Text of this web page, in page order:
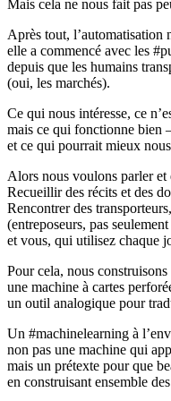
Mais cela ne nous fait pas
Après tout, l’automatisation
elle a commencé avec les
depuis que les humains
(oui, les marchés).
Ce qui nous intéresse, ce
mais ce qui fonctionne bien
et ce qui pourrait mieux
Alors nous voulons parler et
Recueillir des récits et des
Rencontrer des
(entreposeurs, pas
et vous, qui utilisez chaque
Pour cela, nous
une machine à cartes
un outil analogique pour
Un #machinelearning à
non pas une machine qui
mais un prétexte pour que
en construisant ensemble